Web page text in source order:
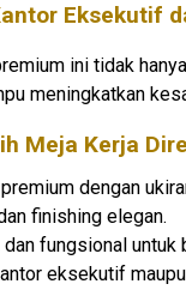
Eksekutif
ini tidak
meningkatkan
Meja Kerja
dengan
finishing elegan.
dan fungsional untuk
eksekutif